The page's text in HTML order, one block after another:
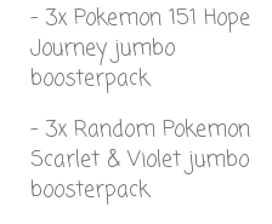
- 3x Pokemon 151 Hope
Journey jumbo
boosterpack
- 3x Random Pokemon
Scarlet & Violet jumbo
boosterpack